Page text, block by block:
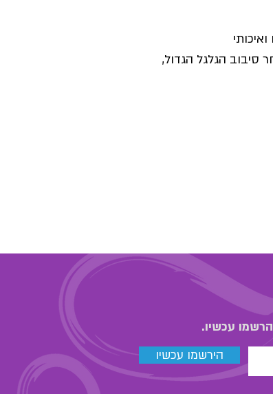
הירשמו עכשיו
עכשיו.